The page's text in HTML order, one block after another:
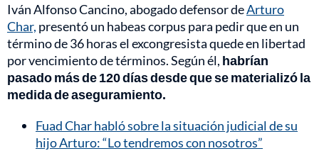
Iván Alfonso Cancino, abogado defensor deArturo
Char, presentó un habeas corpus para pedir que en un
término de 36 horas el excongresista quede en libertad
por vencimiento de términos. Según él, habrían
pasado más de 120 días desde que se materializó la
medida de aseguramiento.
Fuad Char habló sobre la situación judicial de su
hijo Arturo: “Lo tendremos con nosotros”